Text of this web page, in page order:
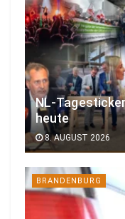
NL-
heute
8. AUGUST 2026
BRANDENBURG